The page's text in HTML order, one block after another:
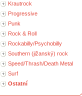
Krautrock
Progressive
Punk
Rock & Roll
Rockabilly/Psychobilly
Southern (jižanský) rock
Speed/Thrash/Death Metal
Surf
Ostatní